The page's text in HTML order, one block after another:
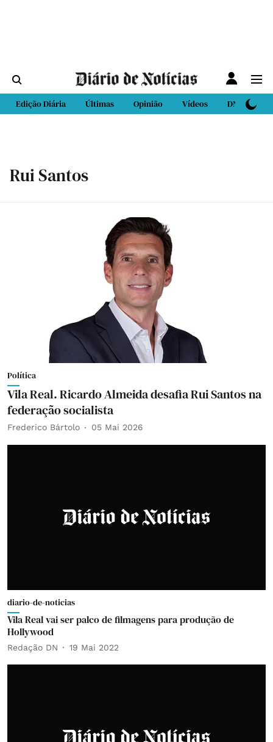
Edição Diária Últimas Opinião Vídeos DN Sport
Rui Santos
Política
Vila Real. Ricardo Almeida desafia Rui Santos na
federação socialista
Frederico Bártolo 05 Mai 2026
diario-de-noticias
Vila Real vai ser palco de filmagens para produção de
Hollywood
Redação DN 19 Mai 2022